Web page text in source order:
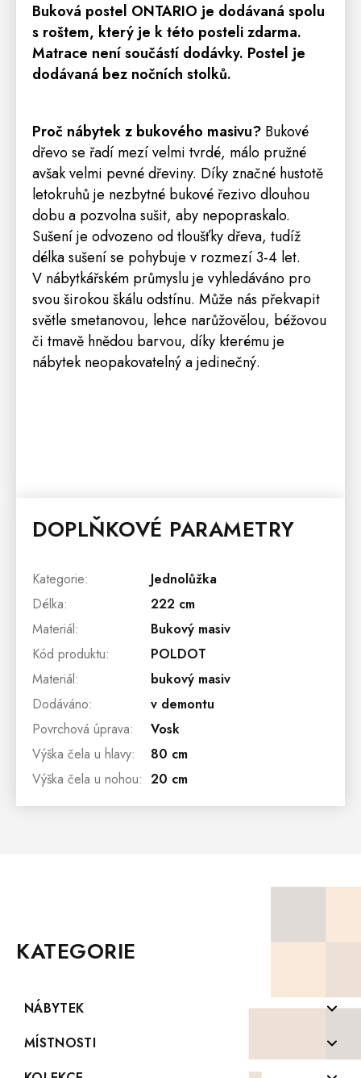
Buková postel ONTARIO je dodávaná spolu
s roštem, který je k této posteli zdarma.
Matrace není součástí dodávky. Postel je
dodávaná bez nočních stolků.
Proč nábytek z bukového masivu? Bukové
dřevo se řadí mezí velmi tvrdé, málo pružné
avšak velmi pevné dřeviny. Díky značné hustotě
letokruhů je nezbytné bukové řezivo dlouhou
dobu a pozvolna sušit, aby nepopraskalo.
Sušení je odvozeno od tloušťky dřeva, tudíž
délka sušení se pohybuje v rozmezí 3-4 let.
V nábytkářském průmyslu je vyhledáváno pro
svou širokou škálu odstínu. Může nás překvapit
světle smetanovou, lehce narůžovělou, béžovou
či tmavě hnědou barvou, díky kterému je
nábytek neopakovatelný a jedinečný.
DOPLŇKOVÉ PARAMETRY
Kategorie:
Jednolůžka
Délka:
222 cm
Materiál:
Bukový masiv
Kód produktu:
POLDOT
Materiál:
bukový masiv
Dodáváno:
v demontu
Povrchová úprava:
Vosk
Výška čela u hlavy:
80 cm
Výška čela u nohou: 20 cm
KATEGORIE
NÁBYTEK
Komody z masivu
Konferenční stolky z masivu
MÍSTNOSTI